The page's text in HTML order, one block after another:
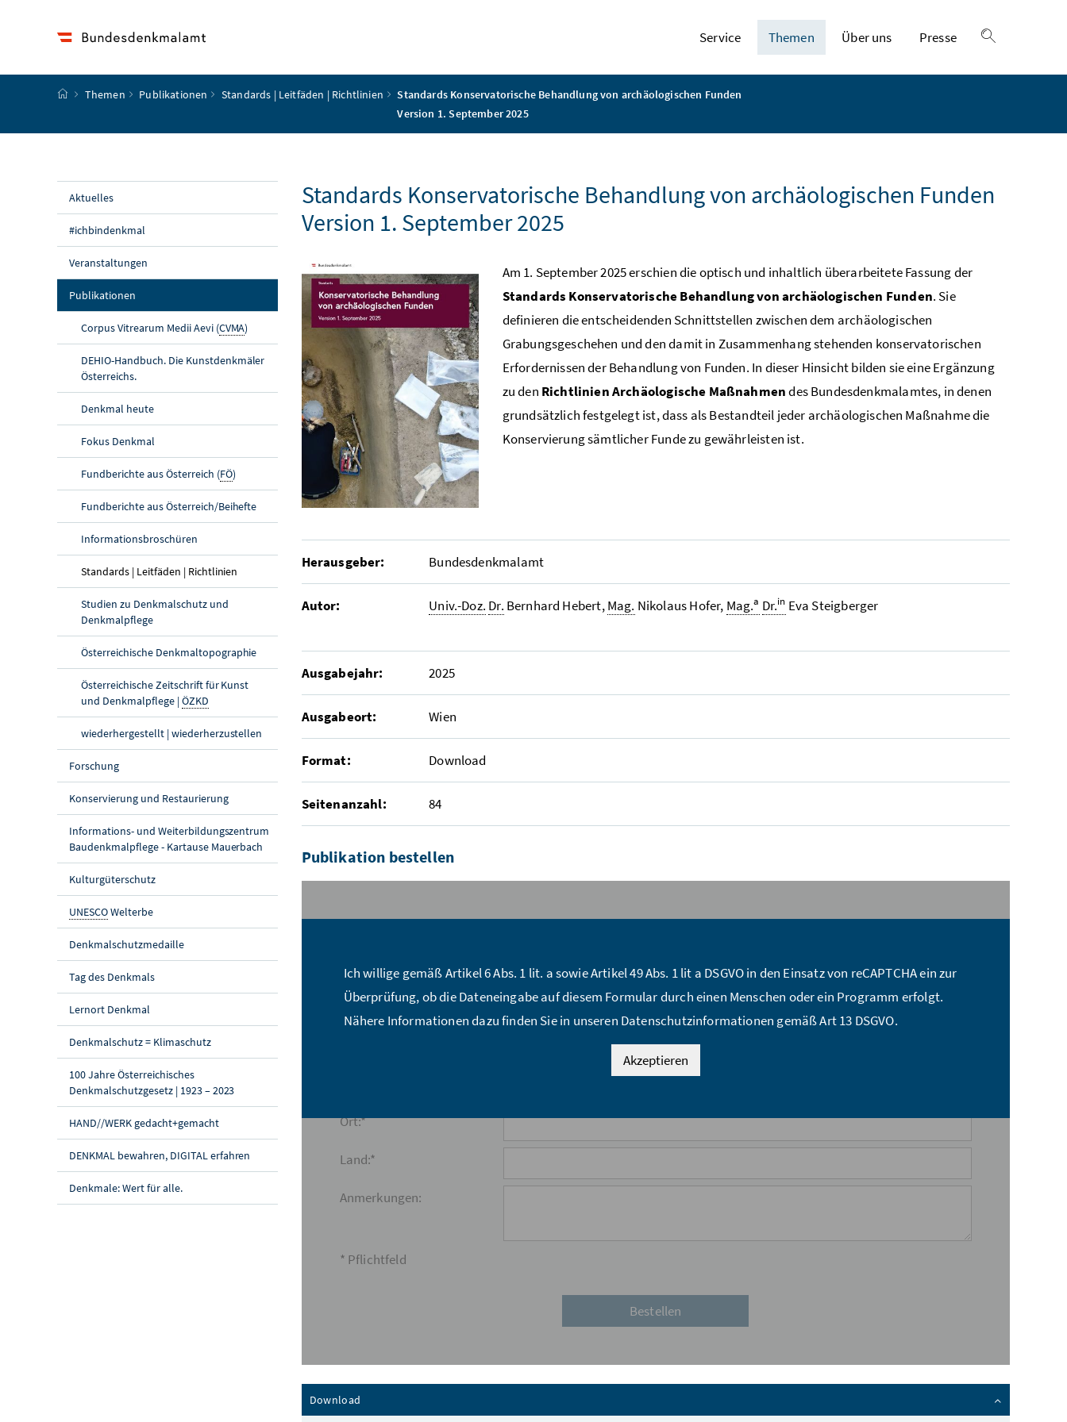
Service Themen Über uns
Presse
Startseite
Themen Publikationen Standards | Leitfäden | Richtlinien
Standards Konservatorische Behandlung von archäologischen Funden
Version 1. September 2025
Aktuelles
#ichbindenkmal
Veranstaltungen
Publikationen(aktuelle Seite)
Corpus Vitrearum Medii Aevi (CVMA)
DEHIO-Handbuch. Die Kunstdenkmäler
Österreichs.
Denkmal heute
Fokus Denkmal
Fundberichte aus Österreich (FÖ)
Fundberichte aus Österreich/Beihefte
Informationsbroschüren
Standards | Leitfäden | Richtlinien (aktuelle Seite)
Studien zu Denkmalschutz und
Denkmalpflege
Österreichische Denkmaltopographie
Österreichische Zeitschrift für Kunst
und Denkmalpflege |ÖZKD
wiederhergestellt | wiederherzustellen
Forschung
Konservierung und Restaurierung
Informations- und Weiterbildungszentrum
Baudenkmalpflege - Kartause Mauerbach
Kulturgüterschutz
UNESCOWelterbe
Denkmalschutzmedaille
Tag des Denkmals
Lernort Denkmal
Denkmalschutz = Klimaschutz
100 Jahre Österreichisches
Denkmalschutzgesetz | 1923 – 2023
HAND//WERK gedacht+gemacht
DENKMAL bewahren, DIGITAL erfahren
Denkmale: Wert für alle.
Standards Konservatorische Behandlung von archäologischen Funden
Version 1. September 2025
Am 1. September 2025 erschien die optisch und inhaltlich überarbeitete Fassung der
Standards Konservatorische Behandlung von archäologischen Funden. Sie
definieren die entscheidenden Schnittstellen zwischen dem archäologischen
Grabungsgeschehen und den damit in Zusammenhang stehenden konservatorischen
Erfordernissen der Behandlung von Funden. In dieser Hinsicht bilden sie eine Ergänzung
zu den Richtlinien Archäologische Maßnahmendes Bundesdenkmalamtes, in denen
grundsätzlich festgelegt ist, dass als Bestandteil jeder archäologischen Maßnahme die
Konservierung sämtlicher Funde zu gewährleisten ist.
Herausgeber: Bundesdenkmalamt
Autor: Univ.-Doz. Dr. Bernhard Hebert,Mag. Nikolaus Hofer, Mag.a Dr.in Eva Steigberger
Ausgabejahr: 2025
Ausgabeort: Wien
Format: Download
Seitenanzahl: 84
Publikation bestellen
Ich willige gemäß Artikel 6 Abs. 1 lit. a sowie Artikel 49 Abs. 1 lit a DSGVO in den Einsatz von reCAPTCHA ein zur
Überprüfung, ob die Dateneingabe auf diesem Formular durch einen Menschen oder ein Programm erfolgt.
Nähere Informationen dazu finden Sie in unseren Datenschutzinformationen gemäß Art 13 DSGVO.
Akzeptieren
Name:*
E-Mail Adresse:*
Ort:*
Land:*
Anmerkungen:
* Pflichtfeld
Download